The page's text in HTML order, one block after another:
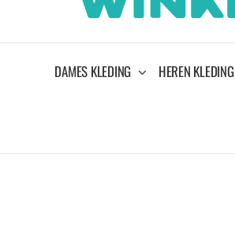
DAMES KLEDING HEREN KLEDING